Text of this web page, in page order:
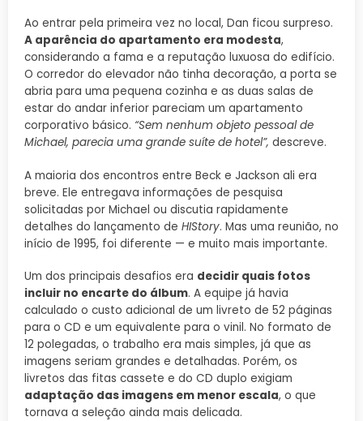
Ao entrar pela primeira vez no local, Dan ficou surpreso.
A aparência do apartamento era modesta,
considerando a fama e a reputação luxuosa do edifício.
O corredor do elevador não tinha decoração, a porta se
abria para uma pequena cozinha e as duas salas de
estar do andar inferior pareciam um apartamento
corporativo básico. “Sem nenhum objeto pessoal de
Michael, parecia uma grande suíte de hotel”, descreve.
A maioria dos encontros entre Beck e Jackson ali era
breve. Ele entregava informações de pesquisa
solicitadas por Michael ou discutia rapidamente
detalhes do lançamento de HIStory. Mas uma reunião, no
início de 1995, foi diferente — e muito mais importante.
Um dos principais desafios era decidir quais fotos
incluir no encarte do álbum. A equipe já havia
calculado o custo adicional de um livreto de 52 páginas
para o CD e um equivalente para o vinil. No formato de
12 polegadas, o trabalho era mais simples, já que as
imagens seriam grandes e detalhadas. Porém, os
livretos das fitas cassete e do CD duplo exigiam
adaptação das imagens em menor escala, o que
tornava a seleção ainda mais delicada.